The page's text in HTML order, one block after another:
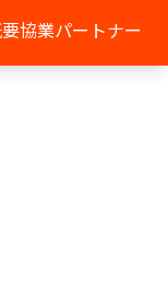
協業パートナー